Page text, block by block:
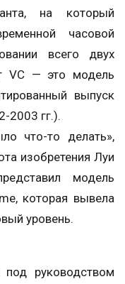
на который
часовой
всего двух
VC — это модель
выпуск
2003 гг.).
что-то делать»,
изобретения Луи
модель
которая вывела
уровень.
руководством